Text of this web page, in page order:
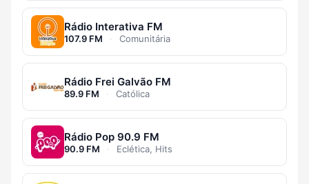
Rádio Interativa FM
107.9 FM · Comunitária
Rádio Frei Galvão FM
89.9 FM · Católica
Rádio Pop 90.9 FM
90.9 FM · Eclética, Hits